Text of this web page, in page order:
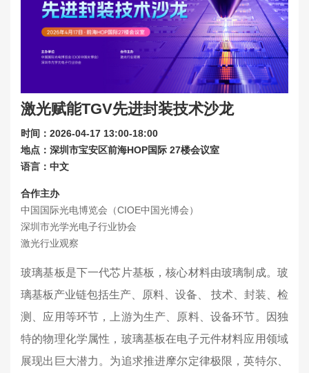
赞助机会
申请成为演讲嘉宾
联系我们
关于展会
激光赋能TGV先进封装技术沙龙
时间：2026-04-17 13:00-18:00
地点：深圳市宝安区前海HOP国际 27楼会议室
语言：中文
合作主办
中国国际光电博览会（CIOE中国光博会）
深圳市光学光电子行业协会
激光行业观察
玻璃基板是下一代芯片基板，核心材料由玻璃制成。玻
璃基板产业链包括生产、原料、设备、 技术、封装、检
测、应用等环节，上游为生产、原料、设备环节。因独
特的物理化学属性，玻璃基板在电子元件材料应用领域
展现出巨大潜力。为追求推进摩尔定律极限，英特尔、